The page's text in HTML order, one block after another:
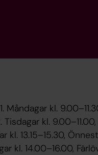
kl.
kl. 9.00–11.00,
kl. 13.15–15.30,
kl. 14.00–16.00,